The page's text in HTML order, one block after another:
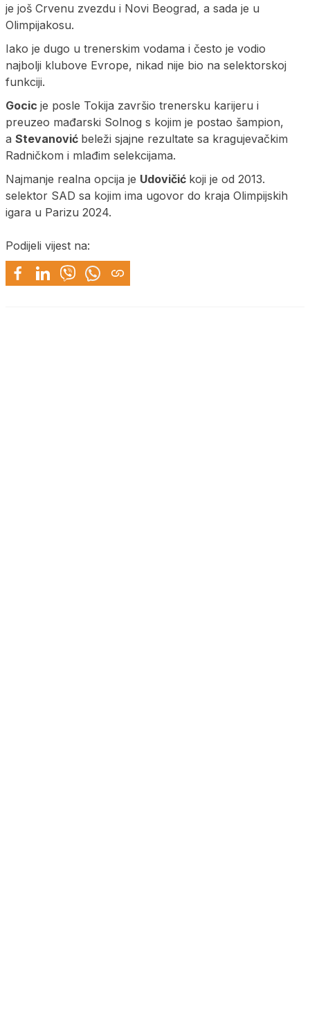
je još Crvenu zvezdu i Novi Beograd, a sada je u
Olimpijakosu.
Iako je dugo u trenerskim vodama i često je vodio
najbolji klubove Evrope, nikad nije bio na selektorskoj
funkciji.
Gocic je posle Tokija završio trenersku karijeru i
preuzeo mađarski Solnog s kojim je postao šampion,
a Stevanović beleži sjajne rezultate sa kragujevačkim
Radničkom i mlađim selekcijama.
Najmanje realna opcija je Udovičić koji je od 2013.
selektor SAD sa kojim ima ugovor do kraja Olimpijskih
igara u Parizu 2024.
Podijeli vijest na: